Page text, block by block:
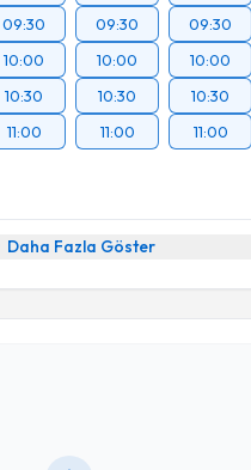
09:30
10:00
10:30
11:00
09:30
10:00
10:30
11:00
09:30
10:00
10:30
11:00
Daha Fazla Göster